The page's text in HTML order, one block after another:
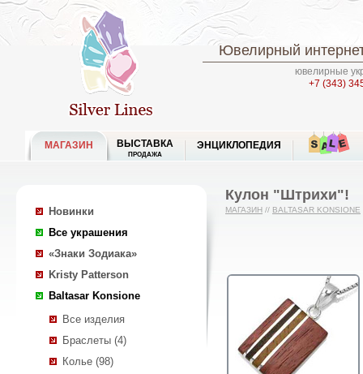
Ювелирный
ювелирные
+7 (343)
МАГАЗИН ВЫСТАВКА
ПРОДАЖА
ЭНЦИКЛОПЕДИЯ
Новинки
Все украшения
«Знаки Зодиака»
Kristy Patterson
Baltasar Konsione
Все изделия
Браслеты (4)
Колье (98)
Кулон "Штрихи"!
МАГАЗИН // BALTASAR KONSIONE